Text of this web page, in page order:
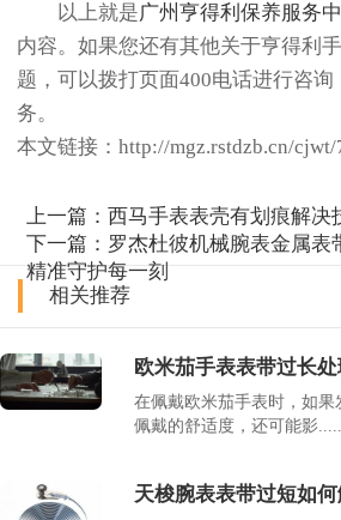
以上就是广州亨得利保养服务
内容。如果您还有其他关于亨得利
题，可以拨打页面400电话进行咨
务。
本文链接：http://mgz.rstdzb.cn/cjwt/
上一篇：西马手表表壳有划痕解决
下一篇： 罗杰杜彼机械腕表金属表
精准守护每一刻
相关推荐
欧米茄手表表带过长处
在佩戴欧米茄手表时，如
佩戴的舒适度，还可能影......
天梭腕表表带过短如